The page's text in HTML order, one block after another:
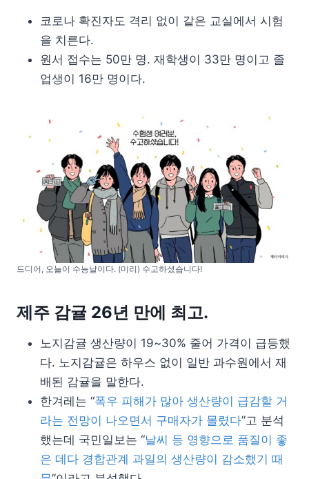
코로나 확진자도 격리 없이 같은 교실에서 시험
을 치른다.
원서 접수는 50만 명. 재학생이 33만 명이고 졸
업생이 16만 명이다.
드디어, 오늘이 수능날이다. (미리) 수고하셨습니다!
제주 감귤 26년 만에 최고.
노지감귤 생산량이 19~30% 줄어 가격이 급등했
다. 노지감귤은 하우스 없이 일반 과수원에서 재
배된 감귤을 말한다.
한겨레는 “폭우 피해가 많아 생산량이 급감할 거
라는 전망이 나오면서 구매자가 몰렸다”고 분석
했는데 국민일보는 “날씨 등 영향으로 품질이 좋
은 데다 경합관계 과일의 생산량이 감소했기 때